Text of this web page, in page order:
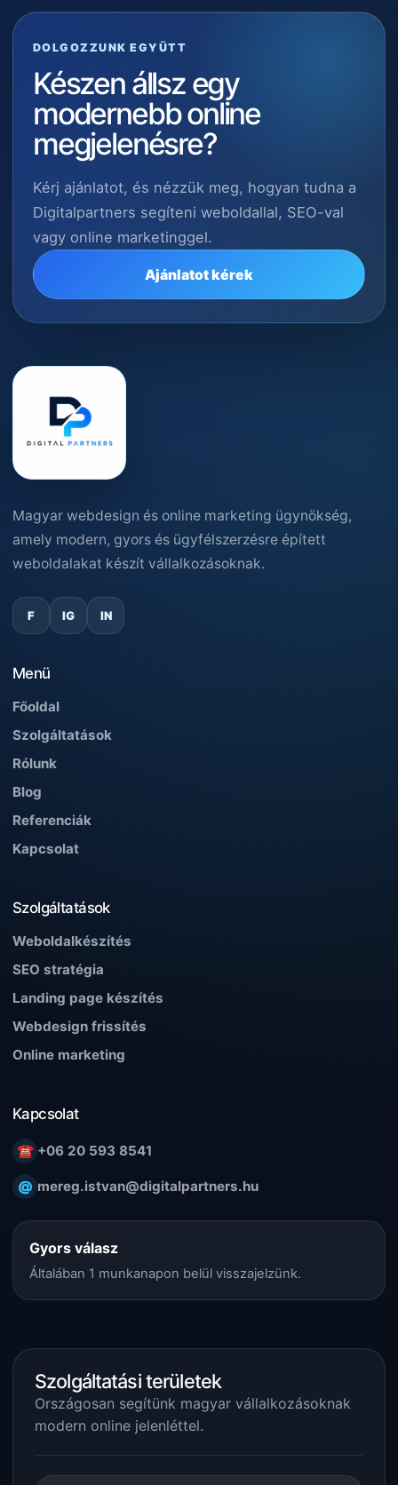
DOLGOZZUNK EGYÜTT
Készen állsz egy
modernebb online
megjelenésre?
Kérj ajánlatot, és nézzük meg, hogyan tudna a
Digitalpartners segíteni weboldallal, SEO-val
vagy online marketinggel.
Ajánlatot kérek
Magyar webdesign és online marketing ügynökség,
amely modern, gyors és ügyfélszerzésre épített
weboldalakat készít vállalkozásoknak.
F IG IN
Menü
Főoldal
Szolgáltatások
Rólunk
Blog
Referenciák
Kapcsolat
Szolgáltatások
Weboldalkészítés
SEO stratégia
Landing page készítés
Webdesign frissítés
Online marketing
Kapcsolat
☎ +06 20 593 8541
@ mereg.istvan@digitalpartners.hu
Gyors válasz
Általában 1 munkanapon belül visszajelzünk.
Szolgáltatási területek
Országosan segítünk magyar vállalkozásoknak
modern online jelenléttel.